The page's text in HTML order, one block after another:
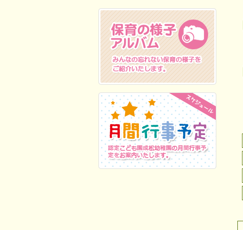
育の様子をご紹介いたします。